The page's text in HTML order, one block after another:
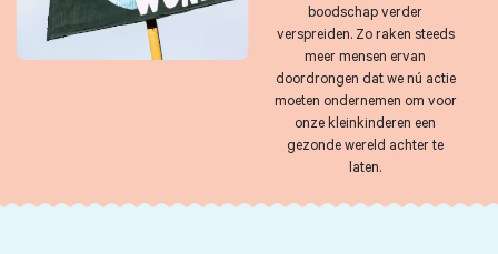
boodschap verder
verspreiden. Zo raken steeds
meer mensen ervan
doordrongen dat we nú actie
moeten ondernemen om voor
onze kleinkinderen een
gezonde wereld achter te
laten.